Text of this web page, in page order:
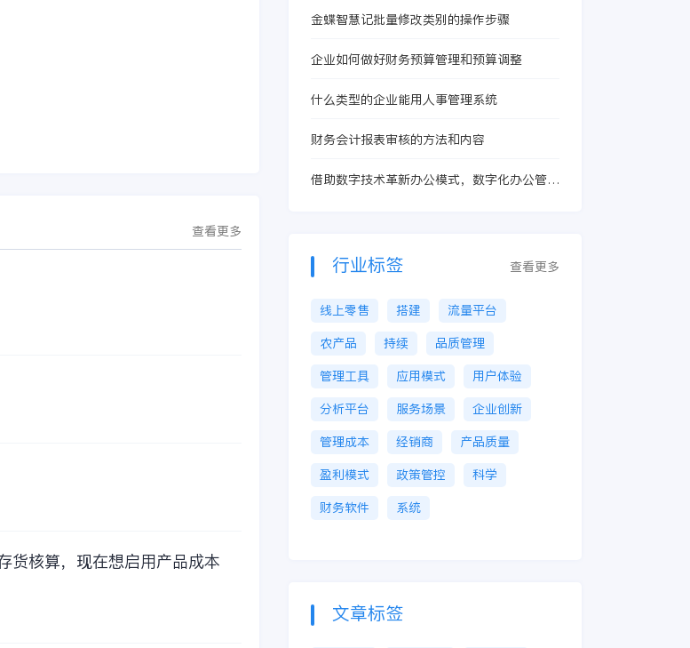
这个1000元这个数字
的时候，你是不是也
查看更多
货核算，现在想启用产品成本
金蝶智慧记批量修改类别的操作步骤
企业如何做好财务预算管理和预算调整
什么类型的企业能用人事管理系统
财务会计报表审核的方法和内容
借助数字技术革新办公模式，数字化办公管理
行业标签 查看更多
线上零售 搭建
流量平台
农产品
持续
品质管理
管理工具
应用模式
用户体验
分析平台
服务场景
企业创新
管理成本
经销商
产品质量
盈利模式
政策管控
科学
财务软件
系统
文章标签